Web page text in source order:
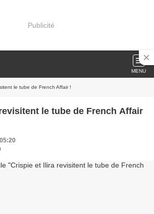
Publicité
MENU
le tube de French Affair !
le tube de French Affair